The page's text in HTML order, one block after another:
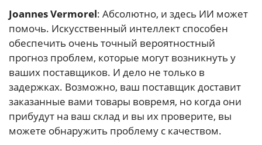
Joannes Vermorel: Абсолютно, и здесь ИИ может
помочь. Искусственный интеллект способен
обеспечить очень точный вероятностный
прогноз проблем, которые могут возникнуть у
ваших поставщиков. И дело не только в
задержках. Возможно, ваш поставщик доставит
заказанные вами товары вовремя, но когда они
прибудут на ваш склад и вы их проверите, вы
можете обнаружить проблему с качеством.